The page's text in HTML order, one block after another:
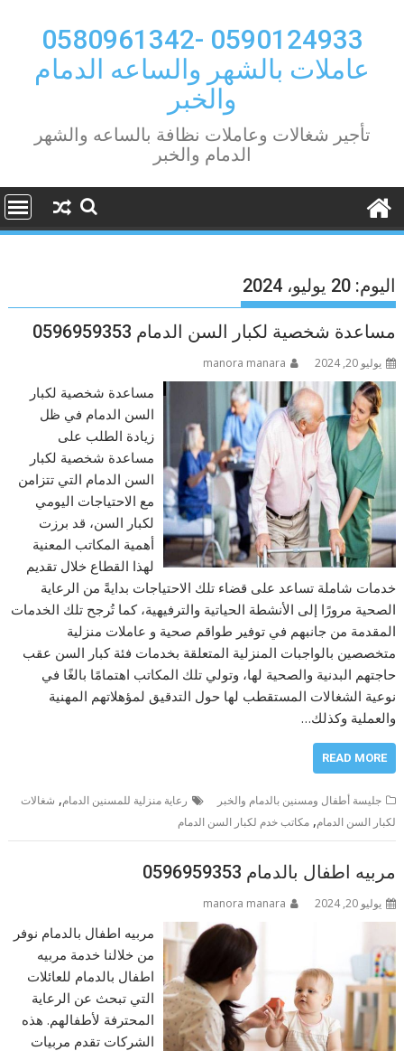
content
0590124933 -0580961342
عاملات بالشهر والساعه الدمام
والخبر
تأجير شغالات وعاملات نظافة بالساعه والشهر
الدمام والخبر
اليوم:20 يوليو، 2024
مساعدة شخصية لكبار السن الدمام 0596959353
يوليو 20, 2024 manora manara
مساعدة شخصية لكبار
السن الدمام في ظل
زيادة الطلب على
مساعدة شخصية لكبار
السن الدمام التي تتزامن
مع الاحتياجات اليومي
لكبار السن، قد برزت
أهمية المكاتب المعنية
لهذا القطاع خلال تقديم
خدمات شاملة تساعد على قضاء تلك الاحتياجات بدايةً من الرعاية
الصحية مرورًا إلى الأنشطة الحياتية والترفيهية، كما تُرجح تلك الخدمات
المقدمة من جانبهم في توفير طواقم صحية و عاملات منزلية
متخصصين بالواجبات المنزلية المتعلقة بخدمات فئة كبار السن عقب
حاجتهم البدنية والصحية لها، وتولي تلك المكاتب اهتمامًا بالغًا في
نوعية الشغالات المستقطب لها حول التدقيق لمؤهلاتهم المهنية
والعملية وكذلك…
READ MORE
جليسة أطفال ومسنين بالدمام والخبر رعاية منزلية للمسنين الدمام, شغالات
لكبار السن الدمام,مكاتب خدم لكبار السن الدمام
مربيه اطفال بالدمام 0596959353
يوليو 20, 2024 manora manara
مربيه اطفال بالدمام نوفر
من خلالنا خدمة مربيه
اطفال بالدمام للعائلات
التي تبحث عن الرعاية
المحترفة لأطفالهم. هذه
الشركات تقدم مربيات